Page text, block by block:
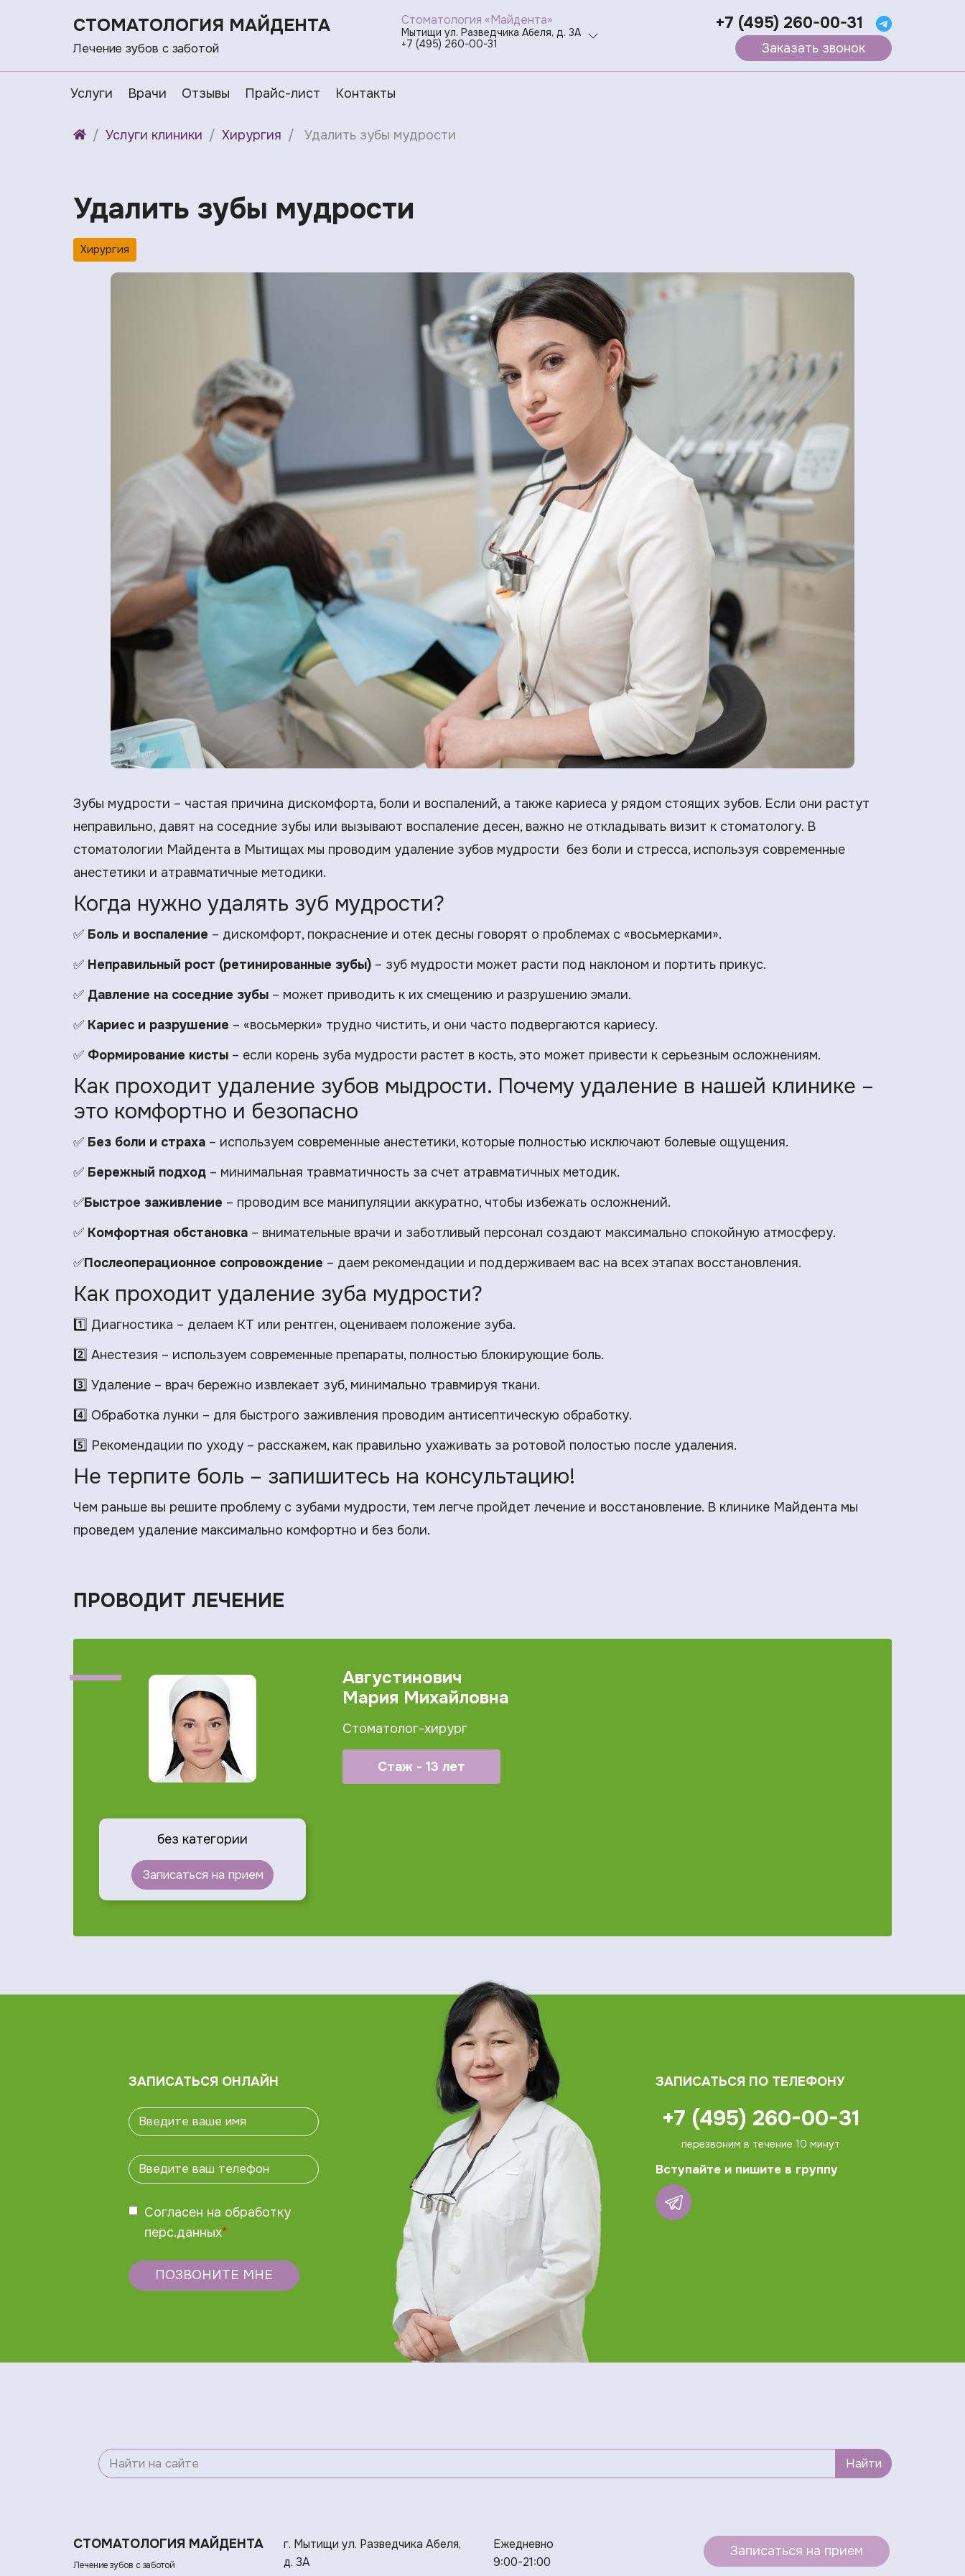
СТОМАТОЛОГИЯ МАЙДЕНТА
Лечение зубов с заботой
Стоматология «Майдента»
Мытищи ул. Разведчика Абеля, д. 3А
+7 (495) 260-00-31
+7 (495) 260-00-31
Заказать звонок
Услуги Врачи Отзывы Прайс-лист Контакты
Услуги клиники Хирургия Удалить зубы мудрости
Удалить зубы мудрости
Хирургия
Зубы мудрости – частая причина дискомфорта, боли и воспалений, а также кариеса у рядом стоящих зубов. Если они растут
неправильно, давят на соседние зубы или вызывают воспаление десен, важно не откладывать визит к стоматологу. В
стоматологии Майдента в Мытищах мы проводим удаление зубов мудрости без боли и стресса, используя современные
анестетики и атравматичные методики.
Когда нужно удалять зуб мудрости?
✅ Боль и воспаление – дискомфорт, покраснение и отек десны говорят о проблемах с «восьмерками».
✅ Неправильный рост (ретинированные зубы) – зуб мудрости может расти под наклоном и портить прикус.
✅ Давление на соседние зубы – может приводить к их смещению и разрушению эмали.
✅ Кариес и разрушение – «восьмерки» трудно чистить, и они часто подвергаются кариесу.
✅ Формирование кисты – если корень зуба мудрости растет в кость, это может привести к серьезным осложнениям.
Как проходит удаление зубов мыдрости. Почему удаление в нашей клинике –
это комфортно и безопасно
✅ Без боли и страха – используем современные анестетики, которые полностью исключают болевые ощущения.
✅ Бережный подход – минимальная травматичность за счет атравматичных методик.
✅Быстрое заживление – проводим все манипуляции аккуратно, чтобы избежать осложнений.
✅ Комфортная обстановка – внимательные врачи и заботливый персонал создают максимально спокойную атмосферу.
✅Послеоперационное сопровождение – даем рекомендации и поддерживаем вас на всех этапах восстановления.
Как проходит удаление зуба мудрости?
1️⃣ Диагностика – делаем КТ или рентген, оцениваем положение зуба.
2️⃣ Анестезия – используем современные препараты, полностью блокирующие боль.
3️⃣ Удаление – врач бережно извлекает зуб, минимально травмируя ткани.
4️⃣ Обработка лунки – для быстрого заживления проводим антисептическую обработку.
5️⃣ Рекомендации по уходу – расскажем, как правильно ухаживать за ротовой полостью после удаления.
Не терпите боль – запишитесь на консультацию!
Чем раньше вы решите проблему с зубами мудрости, тем легче пройдет лечение и восстановление. В клинике Майдента мы
проведем удаление максимально комфортно и без боли.
ПРОВОДИТ ЛЕЧЕНИЕ
без категории
Записаться на прием
Августинович
Мария Михайловна
Стоматолог-хирург
Стаж - 13 лет
ЗАПИСАТЬСЯ ОНЛАЙН
Согласен на обработку
перс.данных*
ПОЗВОНИТЕ МНЕ
ЗАПИСАТЬСЯ ПО ТЕЛЕФОНУ
+7 (495) 260-00-31
перезвоним в течение 10 минут
Вступайте и пишите в группу
Найти
СТОМАТОЛОГИЯ МАЙДЕНТА
Лечение зубов с заботой
г. Мытищи ул. Разведчика Абеля,
д. 3А
Ежедневно
9:00-21:00
Записаться на прием